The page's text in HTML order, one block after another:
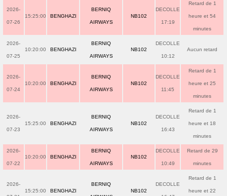
2026-
07-26
15:25:00 BENGHAZI
BERNIQ
AIRWAYS
NB102
DECOLLE
17:19
Retard de 1
heure et 54
minutes
2026-
07-25
10:20:00 BENGHAZI
BERNIQ
AIRWAYS
NB102
DECOLLE
10:12
Aucun retard
2026-
07-24
10:20:00 BENGHAZI
BERNIQ
AIRWAYS
NB102
DECOLLE
11:45
Retard de 1
heure et 25
minutes
2026-
07-23
15:25:00 BENGHAZI
BERNIQ
AIRWAYS
NB102
DECOLLE
16:43
Retard de 1
heure et 18
minutes
2026-
07-22
10:20:00 BENGHAZI
BERNIQ
AIRWAYS
NB102
DECOLLE
10:49
Retard de 29
minutes
2026-
15:25:00 BENGHAZI
BERNIQ
NB102
DECOLLE
Retard de 1
heure et 22